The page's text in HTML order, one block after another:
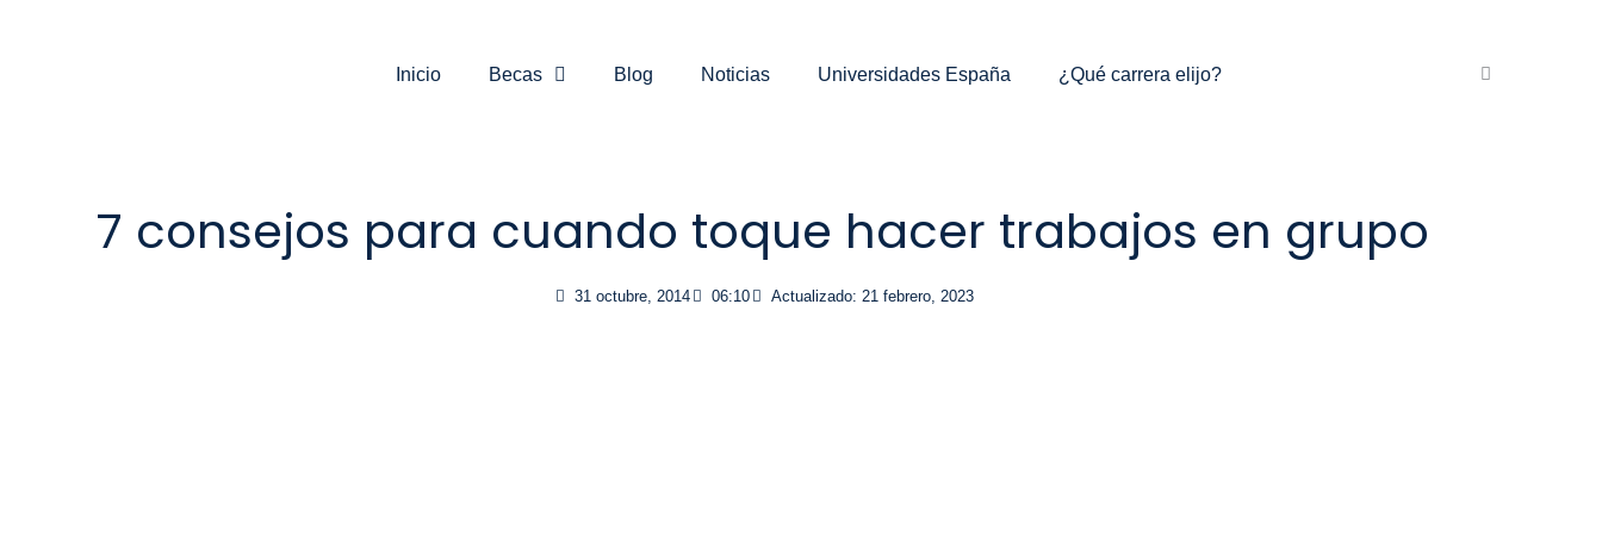
Inicio Becas Blog Noticias Universidades España ¿Qué carrera elijo?
7 consejos para cuando toque hacer trabajos en grupo
31 octubre, 2014 06:10 Actualizado: 21 febrero, 2023